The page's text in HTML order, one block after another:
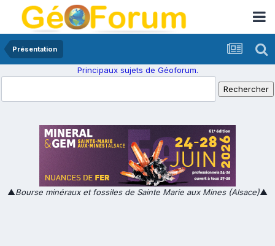
Présentation
Principaux sujets de Géoforum.
▲Bourse minéraux et fossiles de Sainte Marie aux Mines (Alsace)▲